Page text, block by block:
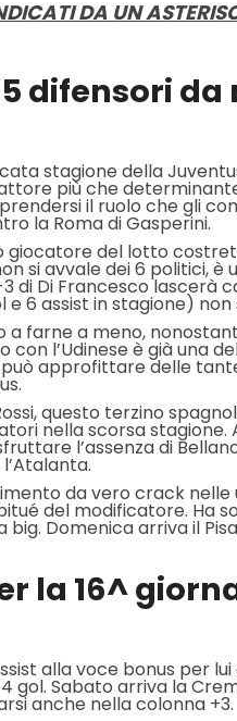
DA UN
difensori
stagione della
più che
il ruolo che gli
la Roma di Gasperini.
giocatore del lotto
si avvale dei 6 politici, è
di Di Francesco lascerà
e 6 assist in stagione)
a farne a meno,
con l’Udinese è già una
approfittare delle
questo terzino
nella scorsa stagione.
l’assenza di
da vero crack nelle
del modificatore. Ha
Domenica arriva il
la 16^
alla voce bonus per
gol. Sabato arriva la
anche nella colonna +3.